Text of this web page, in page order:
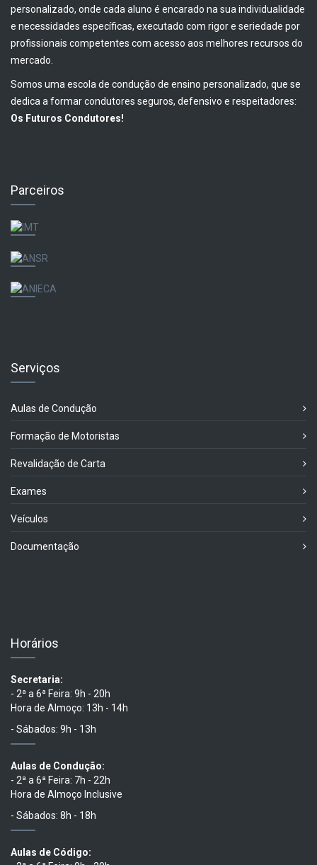
personalizado, onde cada aluno é encarado na sua individualidade
e necessidades específicas, executado com rigor e seriedade por
profissionais competentes com acesso aos melhores recursos do
mercado.
Somos uma escola de condução de ensino personalizado, que se
dedica a formar condutores seguros, defensivo e respeitadores:
Os Futuros Condutores!
Parceiros
Serviços
Aulas de Condução
Formação de Motoristas
Revalidação de Carta
Exames
Veículos
Documentação
Horários
Secretaria:
- 2ª a 6ª Feira: 9h - 20h
Hora de Almoço: 13h - 14h
- Sábados: 9h - 13h
Aulas de Condução:
- 2ª a 6ª Feira: 7h - 22h
Hora de Almoço Inclusive
- Sábados: 8h - 18h
Aulas de Código: